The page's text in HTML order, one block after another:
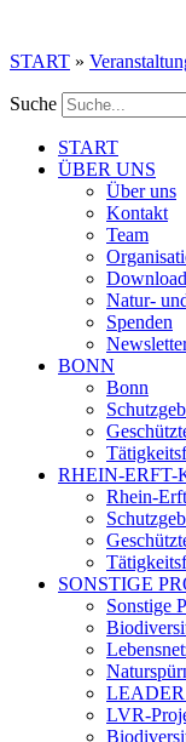
springen
START »
Suche
START
ÜBER UNS
Über uns
Kontakt
Team
Natur-
Spenden
BONN
Bonn
RHEIN-ERFT-
Rhein-
SONSTIGE
Sonstige
LEADER
LVR-